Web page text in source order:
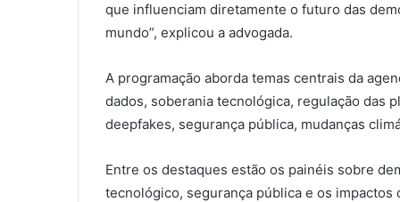
que influenciam diretamente o futuro das
mundo”, explicou a advogada.
A programação aborda temas centrais da
dados, soberania tecnológica, regulação das
deepfakes, segurança pública, mudanças
Entre os destaques estão os painéis sobre
tecnológico, segurança pública e os